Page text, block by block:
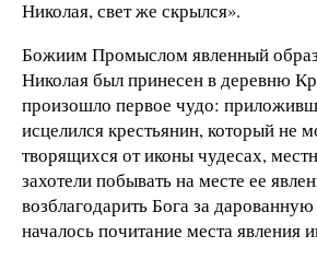
Николая, свет же скрылся».
Божиим Промыслом явленный образ
Николая был принесен в деревню
произошло первое чудо:
исцелился крестьянин, который не
творящихся от иконы чудесах,
захотели побывать на месте ее
возблагодарить Бога за
началось почитание места явления